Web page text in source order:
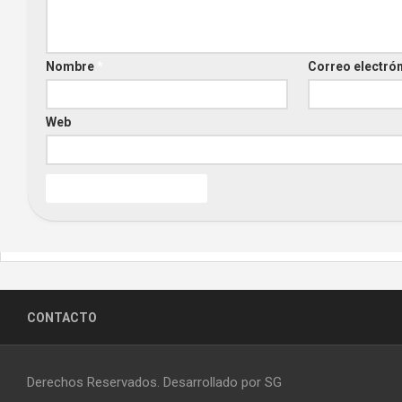
Nombre Correo
Web
CONTACTO
Derechos Reservados. Desarrollado por SG